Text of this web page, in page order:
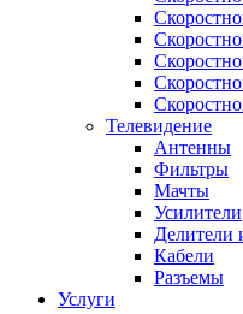
Телевидение
Антенны
Фильтры
Мачты
Усилители
Делители
Кабели
Разъемы
Услуги